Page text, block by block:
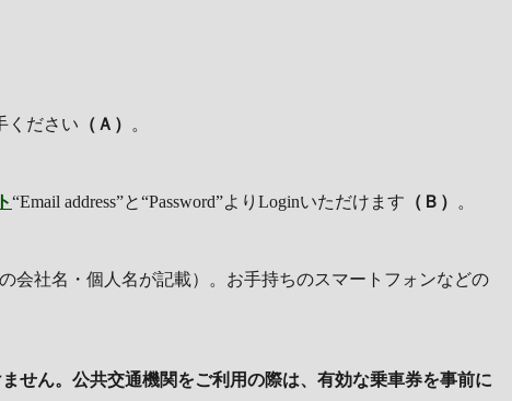
ください （Ａ） 。
“Email address”と“Password”よりLoginいただけます （Ｂ） 。
会社名・個人名が記載）。お手持ちのスマートフォンなどの
せん。公共交通機関をご利用の際は、有効な乗車券を事前に